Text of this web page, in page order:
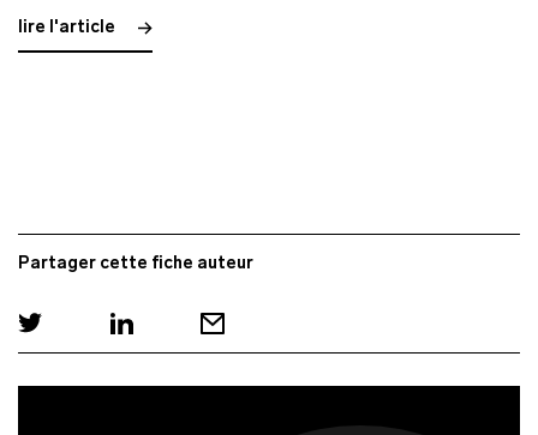
lire l'article
Partager cette fiche auteur